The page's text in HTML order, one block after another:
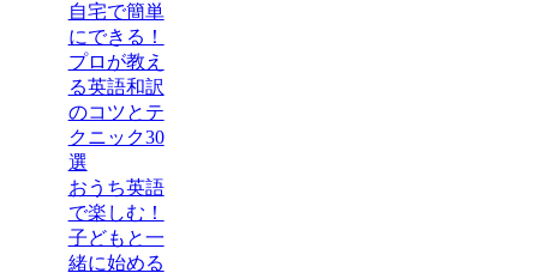
自宅で簡単
にできる！
プロが教え
る英語和訳
のコツとテ
クニック30
選
おうち英語
で楽しむ！
子どもと一
緒に始める